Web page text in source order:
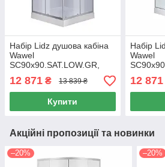
Набір Lidz душова кабіна
Wawel
SC90x90.SAT.LOW.GR,
скло тоноване 4 мм +
піддон Mazur
12 871 ₴ 13 839 ₴
Купити
Набір
Wawel
скло
Mazur
12 871
Акційні пропозиції та новинки
–20% –20%